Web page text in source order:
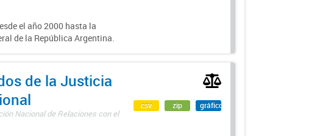
el año 2000 hasta la
de la República Argentina.
de la Justicia
Nacional de Relaciones con el
csv zip gráfico